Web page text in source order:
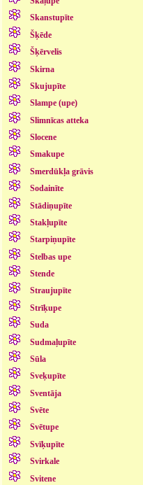
Skanstupīte
Šķēde
Šķērvelis
Skirna
Skujupīte
Slampe (upe)
Slimnīcas atteka
Slocene
Smakupe
Smerdūkļa grāvis
Sodainīte
Stādiņupīte
Stakļupīte
Starpiņupīte
Stelbas upe
Stende
Straujupīte
Strīķupe
Suda
Sudmaļupīte
Sūla
Sveķupīte
Sventāja
Svēte
Svētupe
Svīķupīte
Svirkale
Svitene